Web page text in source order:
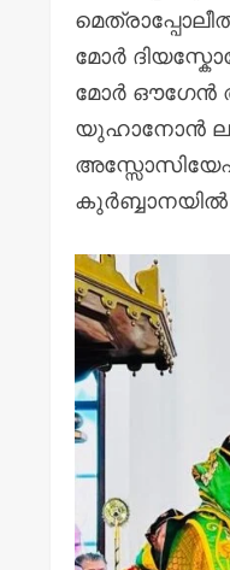
മോർ
മോർ ഔഗേൻ
യുഹാനോൻ
കുർബ്ബാനയിൽ